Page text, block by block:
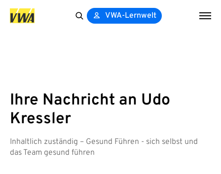
VWA-Lernwelt
Ihre Nachricht an Udo
Kressler
Inhaltlich zuständig – Gesund Führen - sich selbst und
das Team gesund führen